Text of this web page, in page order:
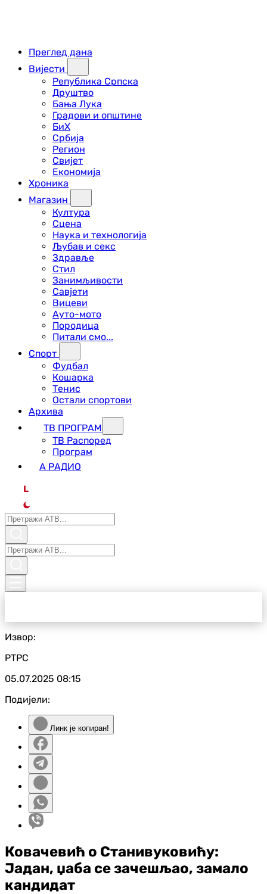
Преглед дана
Вијести
Република Српска
Друштво
Бања Лука
Градови и општине
БиХ
Србија
Регион
Свијет
Економија
Хроника
Магазин
Култура
Сцена
Наука и технологија
Љубав и секс
Здравље
Стил
Занимљивости
Савјети
Вицеви
Ауто-мото
Породица
Питали смо...
Спорт
Фудбал
Кошарка
Тенис
Остали спортови
Архива
ТВ ПРОГРАМ
ТВ Распоред
Програм
А РАДИО
L
Извор:
РТРС
05.07.2025 08:15
Подијели:
Линк је копиран!
Ковачевић о Станивуковићу:
Јадан, џаба се зачешљао, замало
кандидат